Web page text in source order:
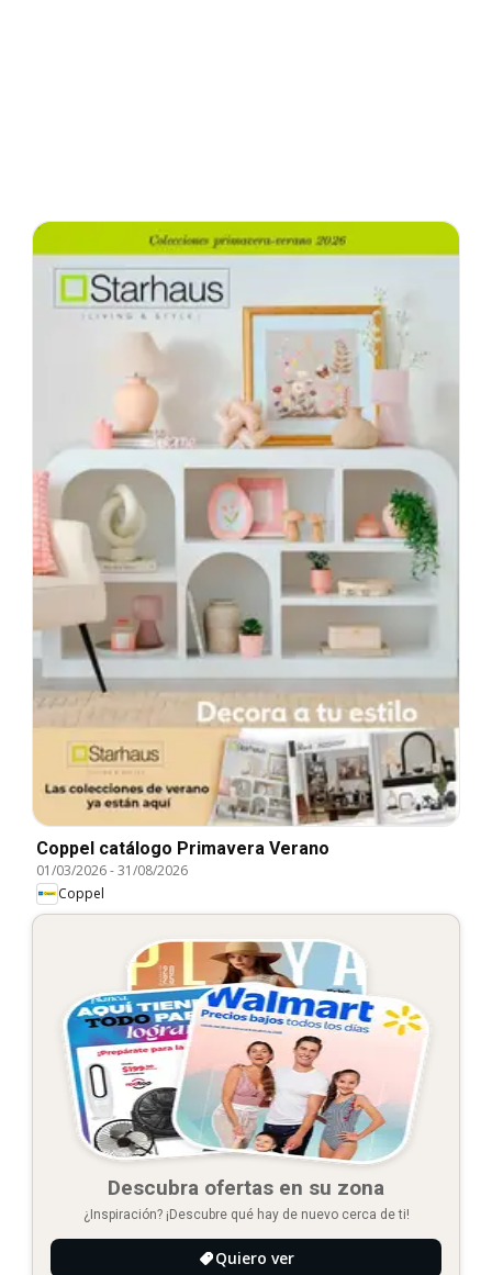
Coppel catálogo Primavera Verano
01/03/2026-31/08/2026
Coppel
Descubra ofertas en su zona
¿Inspiración? ¡Descubre qué hay de nuevo cerca de ti!
Quiero ver